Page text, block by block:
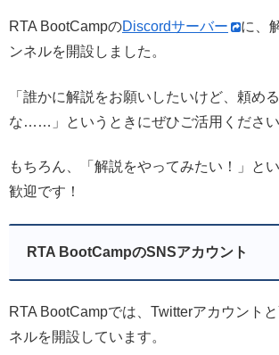
RTA BootCampのDiscordサーバー
に、
ンネルを開設しました。
「誰かに解説をお願いしたいけど、頼め
な……」というときにぜひご活用ください
もちろん、「解説をやってみたい！」と
歓迎です！
RTA BootCampのSNSアカウント
RTA BootCampでは、Twitterアカウント
ネルを開設しています。